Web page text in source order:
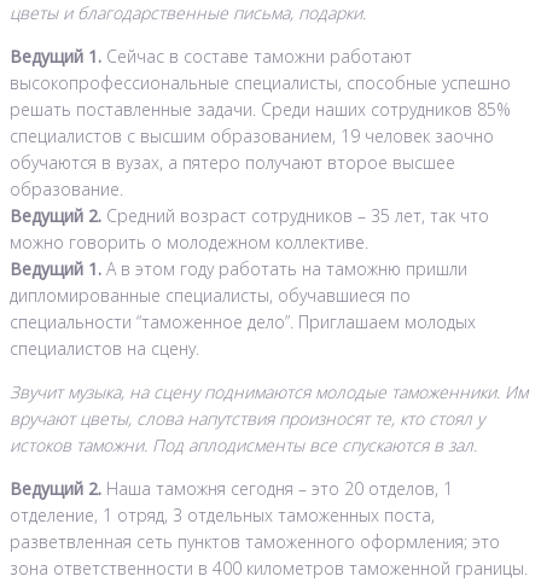
цветы и благодарственные письма, подарки.
Ведущий 1. Сейчас в составе таможни работают
высокопрофессиональные специалисты, способные успешно
решать поставленные задачи. Среди наших сотрудников 85%
специалистов с высшим образованием, 19 человек заочно
обучаются в вузах, а пятеро получают второе высшее
образование.
Ведущий 2. Средний возраст сотрудников – 35 лет, так что
можно говорить о молодежном коллективе.
Ведущий 1. А в этом году работать на таможню пришли
дипломированные специалисты, обучавшиеся по
специальности “таможенное дело”. Приглашаем молодых
специалистов на сцену.
Звучит музыка, на сцену поднимаются молодые таможенники. Им
вручают цветы, слова напутствия произносят те, кто стоял у
истоков таможни. Под аплодисменты все спускаются в зал.
Ведущий 2. Наша таможня сегодня – это 20 отделов, 1
отделение, 1 отряд, 3 отдельных таможенных поста,
разветвленная сеть пунктов таможенного оформления; это
зона ответственности в 400 километров таможенной границы.